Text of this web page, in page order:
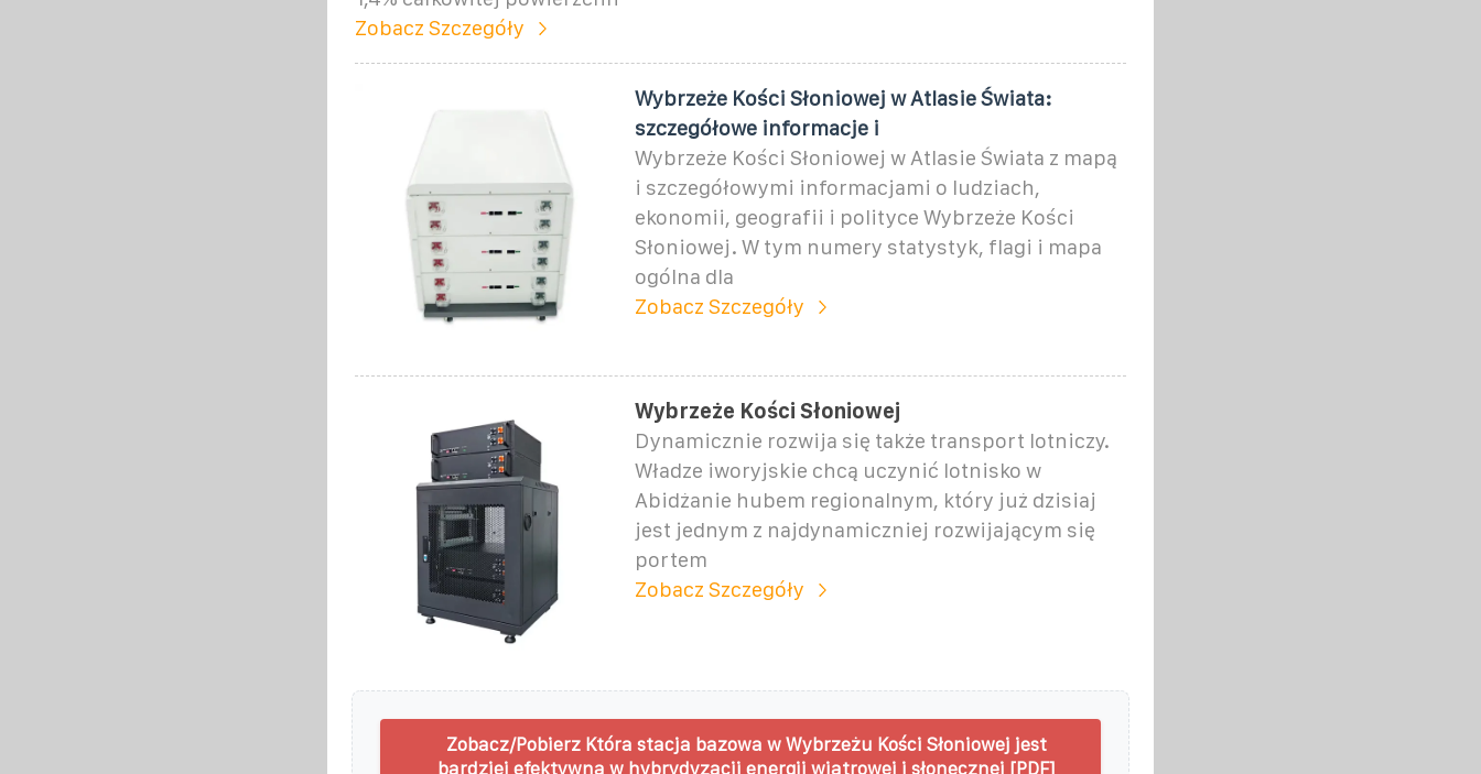
Zobacz Szczegóły
Wybrzeże Kości Słoniowej w Atlasie Świata:
szczegółowe informacje i
Wybrzeże Kości Słoniowej w Atlasie Świata z mapą
i szczegółowymi informacjami o ludziach,
ekonomii, geografii i polityce Wybrzeże Kości
Słoniowej. W tym numery statystyk, flagi i mapa
ogólna dla
Zobacz Szczegóły
Wybrzeże Kości Słoniowej
Dynamicznie rozwija się także transport lotniczy.
Władze iworyjskie chcą uczynić lotnisko w
Abidżanie hubem regionalnym, który już dzisiaj
jest jednym z najdynamiczniej rozwijającym się
portem
Zobacz Szczegóły
Zobacz/Pobierz Która stacja bazowa w Wybrzeżu Kości Słoniowej jest
bardziej efektywna w hybrydyzacji energii wiatrowej i słonecznej [PDF]